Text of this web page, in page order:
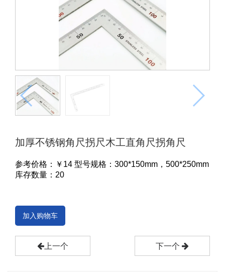
加厚不锈钢角尺拐尺木工直角尺拐角尺
参考价格：￥ 14 型号规格：300*150mm，500*250mm
库存数量：20
加入购物车
上一个 下一个